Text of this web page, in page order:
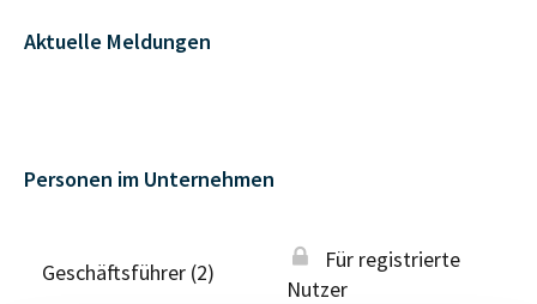
Aktuelle Meldungen
Personen im Unternehmen
Geschäftsführer (2)
Für registrierte
Nutzer